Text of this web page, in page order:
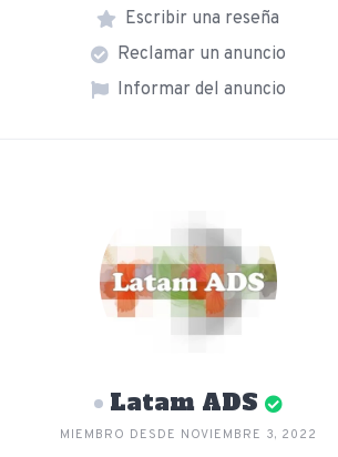
Escribir una reseña
Reclamar un anuncio
Informar del anuncio
Latam ADS
MIEMBRO DESDE NOVIEMBRE 3, 2022